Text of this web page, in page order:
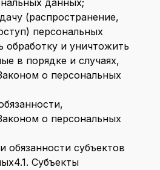
данных;
(распространение,
персональных
обработку и уничтожить
в порядке и случаях,
о персональных
о персональных
обязанности субъектов
Субъекты